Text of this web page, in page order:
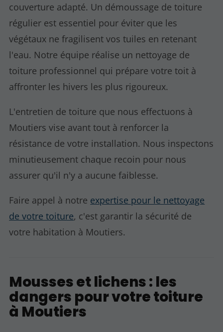
couverture adapté. Un démoussage de toiture
régulier est essentiel pour éviter que les
végétaux ne fragilisent vos tuiles en retenant
l'eau. Notre équipe réalise un nettoyage de
toiture professionnel qui prépare votre toit à
affronter les hivers les plus rigoureux.
L'entretien de toiture que nous effectuons à
Moutiers vise avant tout à renforcer la
résistance de votre installation. Nous inspectons
minutieusement chaque recoin pour nous
assurer qu'il n'y a aucune faiblesse.
Faire appel à notre expertise pour le nettoyage
de votre toiture, c'est garantir la sécurité de
votre habitation à Moutiers.
Mousses et lichens : les
dangers pour votre toiture
à Moutiers